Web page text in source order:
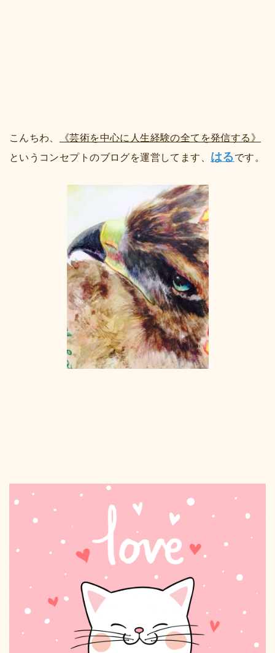
こんちわ、
《芸術を中心に人生経験の全てを発信する》
というコンセプトのブログを運営してます、 はるです。